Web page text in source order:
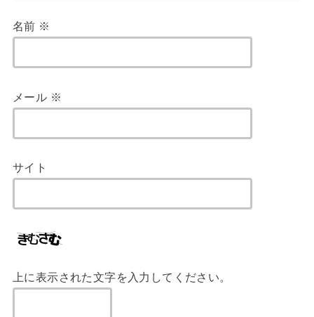
名前 ※
メール ※
サイト
上に表示された文字を入力してください。